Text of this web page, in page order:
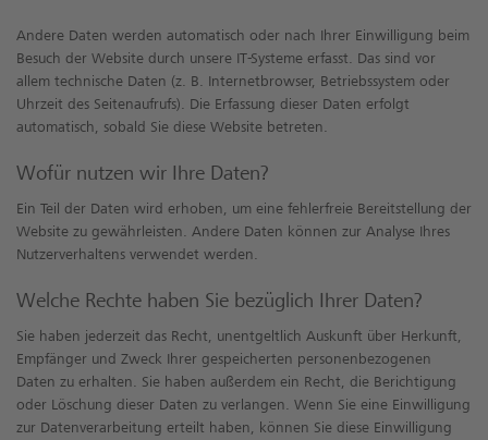
Andere Daten werden automatisch oder nach Ihrer Einwilligung beim
Besuch der Website durch unsere IT-Systeme erfasst. Das sind vor
allem technische Daten (z. B. Internetbrowser, Betriebssystem oder
Uhrzeit des Seitenaufrufs). Die Erfassung dieser Daten erfolgt
automatisch, sobald Sie diese Website betreten.
Wofür nutzen wir Ihre Daten?
Ein Teil der Daten wird erhoben, um eine fehlerfreie Bereitstellung der
Website zu gewährleisten. Andere Daten können zur Analyse Ihres
Nutzerverhaltens verwendet werden.
Welche Rechte haben Sie bezüglich Ihrer Daten?
Sie haben jederzeit das Recht, unentgeltlich Auskunft über Herkunft,
Empfänger und Zweck Ihrer gespeicherten personenbezogenen
Daten zu erhalten. Sie haben außerdem ein Recht, die Berichtigung
oder Löschung dieser Daten zu verlangen. Wenn Sie eine Einwilligung
zur Datenverarbeitung erteilt haben, können Sie diese Einwilligung